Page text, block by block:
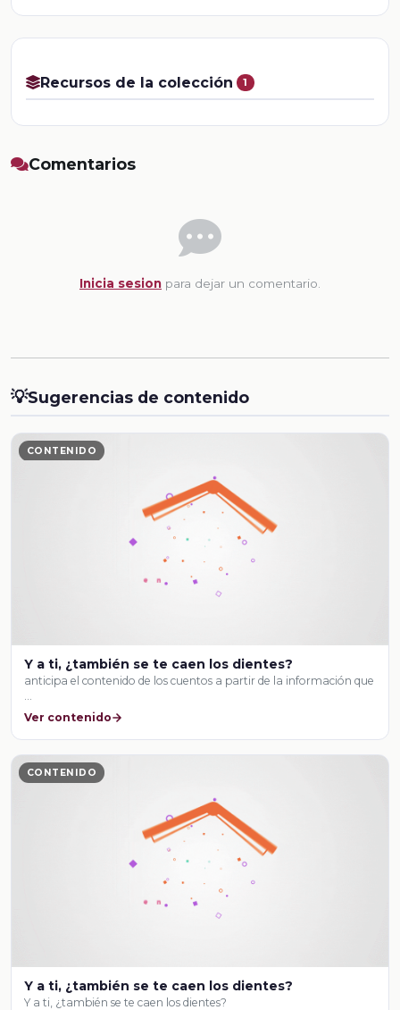
Recursos de la colección 1
Comentarios
Inicia sesion para dejar un comentario.
💡Sugerencias de contenido
CONTENIDO
Y a ti, ¿también se te caen los dientes?
anticipa el contenido de los cuentos a partir de la información que
Ver contenido
CONTENIDO
Y a ti, ¿también se te caen los dientes?
Y a ti, ¿también se te caen los dientes?